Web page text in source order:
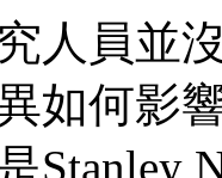
人員並
如何影
Stanley